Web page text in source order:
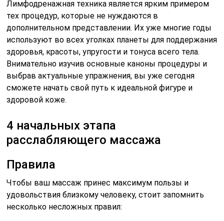
Лимфодренажная техника является ярким примером
тех процедур, которые не нуждаются в
дополнительном представлении. Их уже многие годы
используют во всех уголках планеты для поддержания
здоровья, красоты, упругости и тонуса всего тела.
Внимательно изучив основные каноны процедуры и
выбрав актуальные упражнения, вы уже сегодня
сможете начать свой путь к идеальной фигуре и
здоровой коже.
4 начальных этапа
расслабляющего массажа
Правила
Чтобы ваш массаж принес максимум пользы и
удовольствия близкому человеку, стоит запомнить
несколько несложных правил: